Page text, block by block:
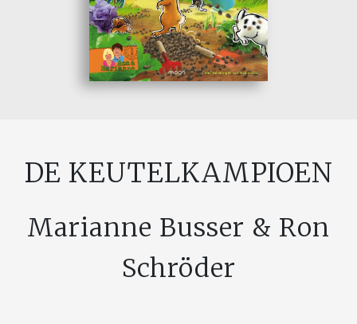
DE KEUTELKAMPIOEN
Marianne Busser & Ron
Schröder